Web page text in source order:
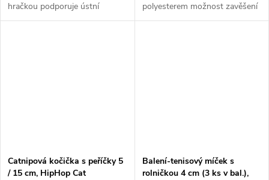
hračkou podporuje ústní
hygienu peří dráždí kočku ke
polyesterem možnost zavěšení
na udičku materiál: tkaná látka...
Catnipová kočička s peříčky 5
/ 15 cm, HipHop Cat
Balení-tenisový míček s
rolničkou 4 cm (3 ks v bal.),